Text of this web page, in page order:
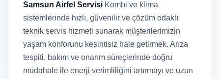
Samsun Airfel Servisi Kombi ve klima
sistemlerinde hızlı, güvenilir ve çözüm odaklı
teknik servis hizmeti sunarak müşterilerimizin
yaşam konforunu kesintisiz hale getirmek. Arıza
tespiti, bakım ve onarım süreçlerinde doğru
müdahale ile enerji verimliliğini artırmayı ve uzun